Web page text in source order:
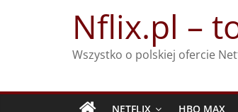
Nflix.pl –
Wszystko o polskiej ofercie
NETFLIX HBO MAX